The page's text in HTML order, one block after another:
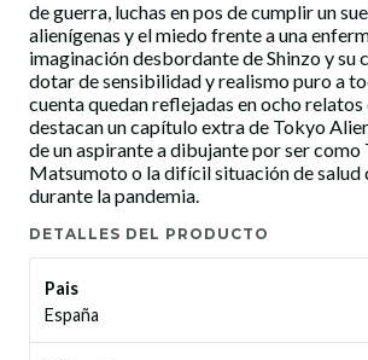
de guerra, luchas en pos de cumplir un
alienígenas y el miedo frente a una
imaginación desbordante de Shinzo y su
dotar de sensibilidad y realismo puro a
cuenta quedan reflejadas en ocho relatos
destacan un capítulo extra de Tokyo
de un aspirante a dibujante por ser como
Matsumoto o la difícil situación de salud
durante la pandemia.
DETALLES DEL PRODUCTO
Pais
España